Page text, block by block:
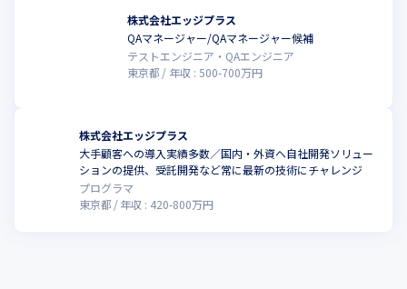
株式会社エッジプラス
QAマネージャー/QAマネージャー候補
テストエンジニア・QAエンジニア
東京都
年収 : 500-700万円
株式会社エッジプラス
大手顧客への導入実績多数／国内・外資へ自社開発ソリュー
ションの提供、受託開発など常に最新の技術にチャレンジ
プログラマ
東京都
年収 : 420-800万円